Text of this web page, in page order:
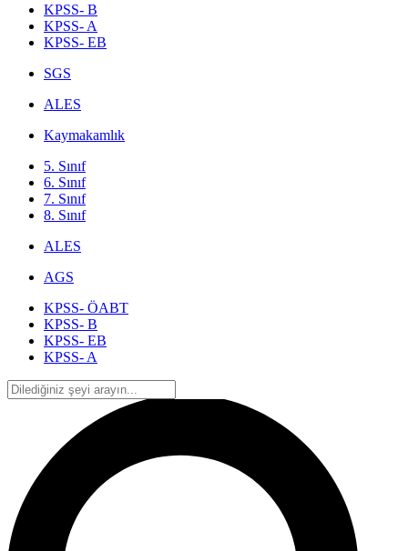
KPSS- B
KPSS- A
KPSS- EB
SGS
ALES
Kaymakamlık
5. Sınıf
6. Sınıf
7. Sınıf
8. Sınıf
ALES
AGS
KPSS- ÖABT
KPSS- B
KPSS- EB
KPSS- A